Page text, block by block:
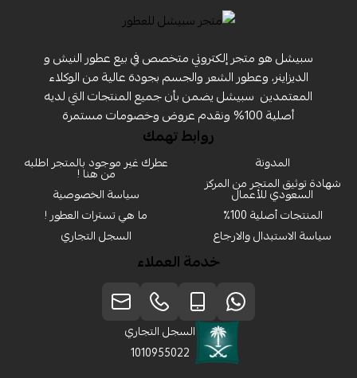
سبيشل هو متجر إلكتروني متخصص في بيع عطور النيش و
الديزاينر، وعطور الشعر والجسم بجودة عالية من الوكلاء
المعتمدين ‏ سبيشل يضمن بأن جميع المنتجات التي لديه
أصلية 100% ونقدم عروض وخصومات مستمرة
روابط تهمك
المدونة
شهادة توثيق المتجر من المركز
السعودي للأعمال
المنتجات أصلية 100٪
سياسة الاستبدال والارجاع
عطرك غير موجود بالمتجر اطلبه
من هنا !
سياسة الخصوصية
ما هي تسترات العطور !
السجل التجاري
خدمة العملاء
السجل التجاري
1010955022